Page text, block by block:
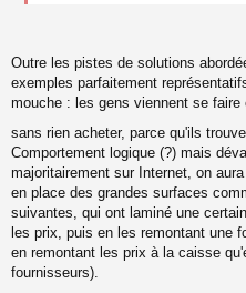
Outre les pistes de solutions
exemples parfaitement
mouche : les gens viennent se
sans rien acheter, parce qu'ils
Comportement logique (?) mais
majoritairement sur Internet, on
en place des grandes surfaces
suivantes, qui ont laminé une
les prix, puis en les remontant une
en remontant les prix à la caisse
fournisseurs).